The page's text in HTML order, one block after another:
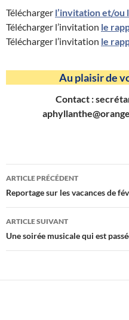
Télécharger l’invitation et/ou
Télécharger l’invitation le
Télécharger l’invitation le
Au plaisir de
Contact :
Navigation
des
articles
ARTICLE PRÉCÉDENT
Reportage sur les vacances de
ARTICLE SUIVANT
Une soirée musicale qui est